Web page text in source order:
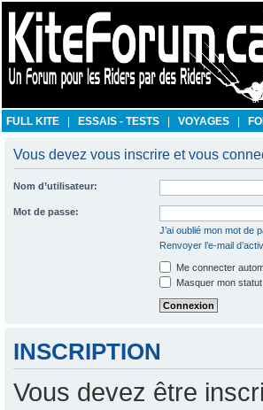
FULL KITE ESSAIS - TESTS VOYAGES
Vous devez vous inscrire et vous
Nom d’utilisateur:
Mot de passe:
J’ai oublié mon mot de
Renvoyer l’e-mail
Me connecter
Masquer mon
INSCRIPTION
Vous devez être